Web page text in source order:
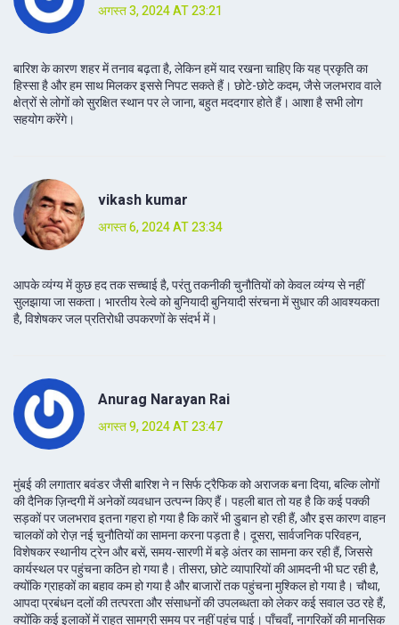
अगस्त 3, 2024 AT 23:21
बारिश के कारण शहर में तनाव बढ़ता है, लेकिन हमें याद रखना चाहिए कि यह प्रकृति का
हिस्सा है और हम साथ मिलकर इससे निपट सकते हैं। छोटे-छोटे कदम, जैसे जलभराव वाले
क्षेत्रों से लोगों को सुरक्षित स्थान पर ले जाना, बहुत मददगार होते हैं। आशा है सभी लोग
सहयोग करेंगे।
vikash kumar
अगस्त 6, 2024 AT 23:34
आपके व्यंग्य में कुछ हद तक सच्चाई है, परंतु तकनीकी चुनौतियों को केवल व्यंग्य से नहीं
सुलझाया जा सकता। भारतीय रेल्वे को बुनियादी बुनियादी संरचना में सुधार की आवश्यकता
है, विशेषकर जल प्रतिरोधी उपकरणों के संदर्भ में।
Anurag Narayan Rai
अगस्त 9, 2024 AT 23:47
मुंबई की लगातार बवंडर जैसी बारिश ने न सिर्फ ट्रैफिक को अराजक बना दिया, बल्कि लोगों
की दैनिक ज़िन्दगी में अनेकों व्यवधान उत्पन्न किए हैं। पहली बात तो यह है कि कई पक्की
सड़कों पर जलभराव इतना गहरा हो गया है कि कारें भी डुबान हो रही हैं, और इस कारण वाहन
चालकों को रोज़ नई चुनौतियों का सामना करना पड़ता है। दूसरा, सार्वजनिक परिवहन,
विशेषकर स्थानीय ट्रेन और बसें, समय-सारणी में बड़े अंतर का सामना कर रही हैं, जिससे
कार्यस्थल पर पहुंचना कठिन हो गया है। तीसरा, छोटे व्यापारियों की आमदनी भी घट रही है,
क्योंकि ग्राहकों का बहाव कम हो गया है और बाजारों तक पहुंचना मुश्किल हो गया है। चौथा,
आपदा प्रबंधन दलों की तत्परता और संसाधनों की उपलब्धता को लेकर कई सवाल उठ रहे हैं,
क्योंकि कई इलाकों में राहत सामग्री समय पर नहीं पहुंच पाई। पाँचवाँ, नागरिकों की मानसिक